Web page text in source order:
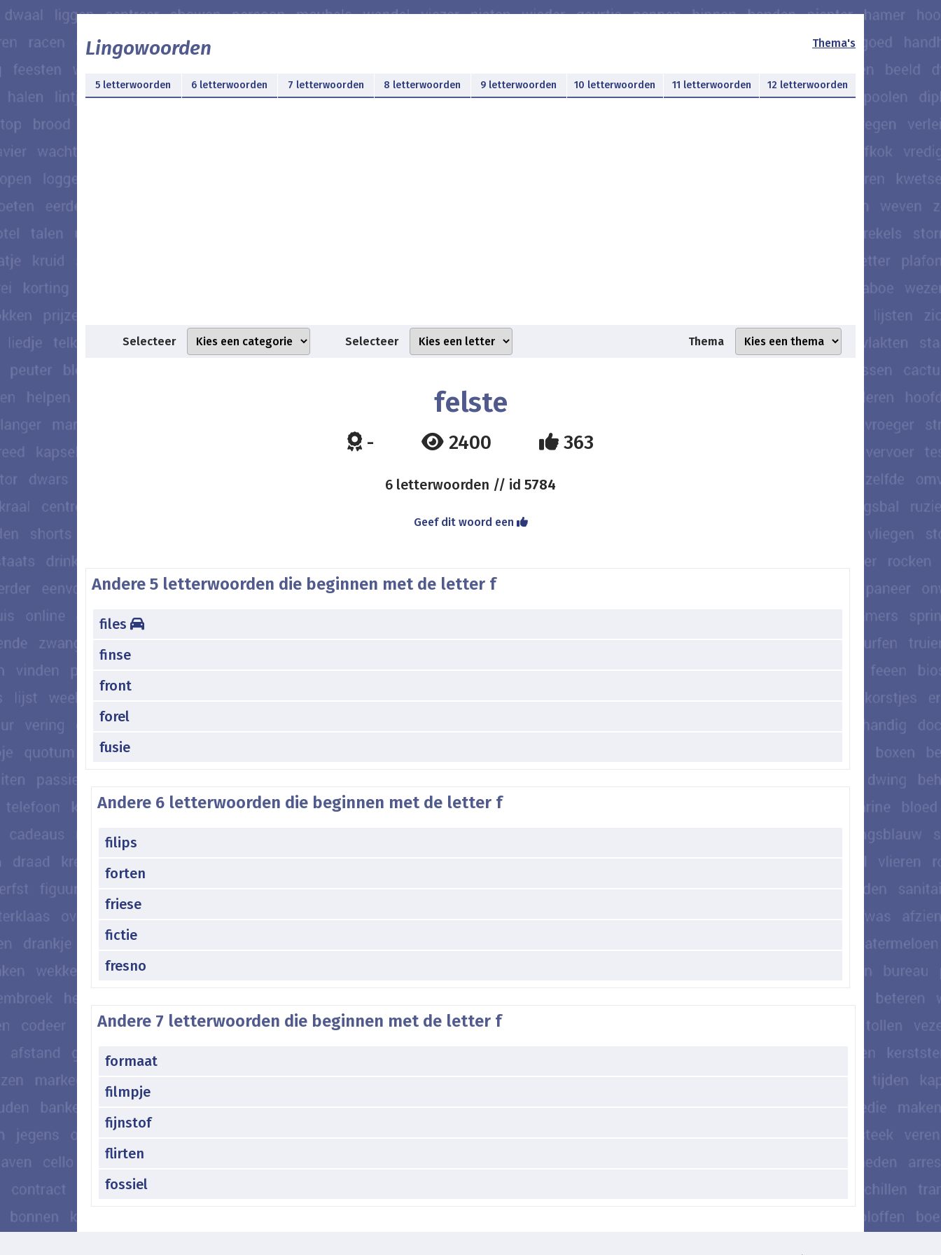
Lingowoorden Thema's
5 letterwoorden 6 letterwoorden 7 letterwoorden 8 letterwoorden 9 letterwoorden 10 letterwoorden 11 letterwoorden 12 letterwoorden
Selecteer Selecteer Thema
felste
- 2400 363
6 letterwoorden // id 5784
Geef dit woord een
Andere 5 letterwoorden die beginnen met de letter f
files
finse
front
forel
fusie
Andere 6 letterwoorden die beginnen met de letter f
filips
forten
friese
fictie
fresno
Andere 7 letterwoorden die beginnen met de letter f
formaat
filmpje
fijnstof
flirten
fossiel